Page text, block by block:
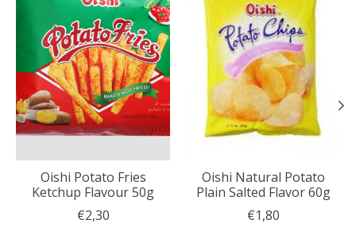
Oishi Potato Fries
Ketchup Flavour 50g
€2,30
Oishi Natural Potato
Plain Salted Flavor 60g
€1,80